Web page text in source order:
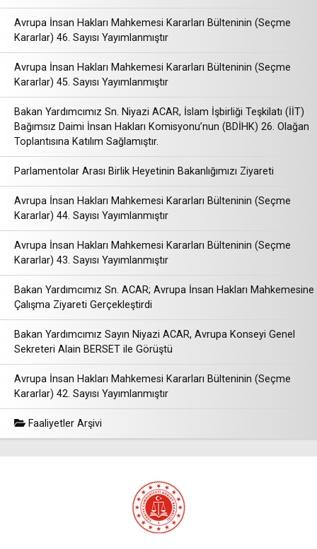
Avrupa İnsan Hakları Mahkemesi Kararları Bülteninin (Seçme
Kararlar) 46. Sayısı Yayımlanmıştır
Avrupa İnsan Hakları Mahkemesi Kararları Bülteninin (Seçme
Kararlar) 45. Sayısı Yayımlanmıştır
Bakan Yardımcımız Sn. Niyazi ACAR, İslam İşbirliği Teşkilatı (İİT)
Bağımsız Daimi İnsan Hakları Komisyonu’nun (BDİHK) 26. Olağan
Toplantısına Katılım Sağlamıştır.
Parlamentolar Arası Birlik Heyetinin Bakanlığımızı Ziyareti
Avrupa İnsan Hakları Mahkemesi Kararları Bülteninin (Seçme
Kararlar) 44. Sayısı Yayımlanmıştır
Avrupa İnsan Hakları Mahkemesi Kararları Bülteninin (Seçme
Kararlar) 43. Sayısı Yayımlanmıştır
Bakan Yardımcımız Sn. ACAR; Avrupa İnsan Hakları Mahkemesine
Çalışma Ziyareti Gerçekleştirdi
Bakan Yardımcımız Sayın Niyazi ACAR, Avrupa Konseyi Genel
Sekreteri Alain BERSET ile Görüştü
Avrupa İnsan Hakları Mahkemesi Kararları Bülteninin (Seçme
Kararlar) 42. Sayısı Yayımlanmıştır
Faaliyetler Arşivi